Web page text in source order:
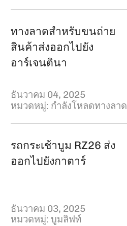
ทางลาดสำหรับขนถ่าย
สินค้าส่งออกไปยัง
อาร์เจนตินา
ธันวาคม 04, 2025
หมวดหมู่: กำลังโหลดทางลาด
รถกระเช้าบูม RZ26 ส่ง
ออกไปยังกาตาร์
ธันวาคม 03, 2025
หมวดหมู่:บูมลิฟท์